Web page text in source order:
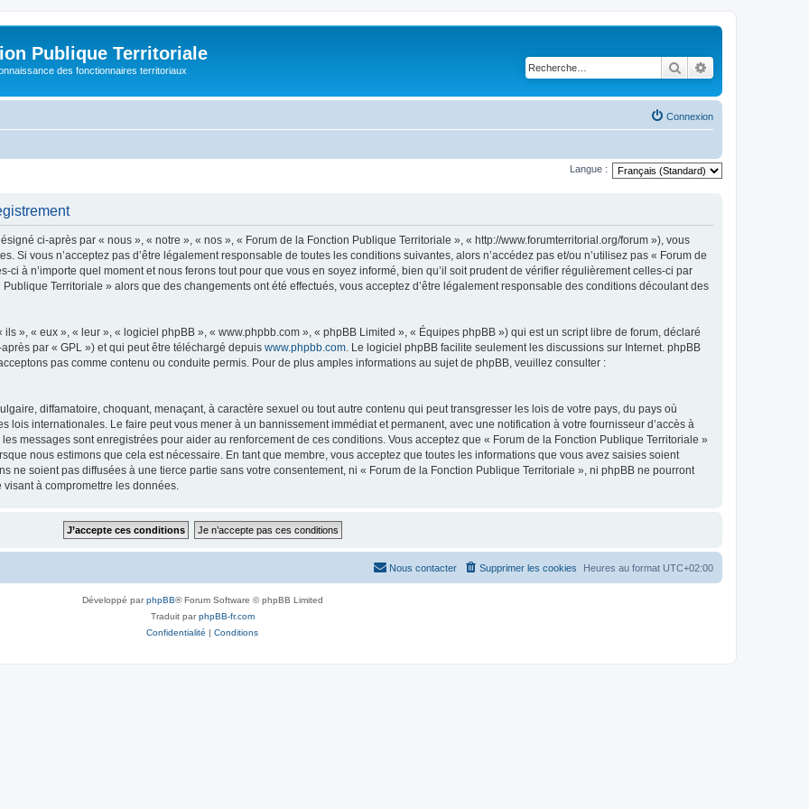
Publique Territoriale
des fonctionnaires territoriaux Rechercher
Connexion
Langue :
ci-après par « nous », « notre », « nos », « Forum de la Fonction Publique Territoriale », « http://www.forumterritorial.org/forum »), vous
Si vous n’acceptez pas d’être légalement responsable de toutes les conditions suivantes, alors n’accédez pas et/ou n’utilisez pas « Forum de
à n’importe quel moment et nous ferons tout pour que vous en soyez informé, bien qu’il soit prudent de vérifier régulièrement celles-ci par
Territoriale » alors que des changements ont été effectués, vous acceptez d’être légalement responsable des conditions découlant des
», « eux », « leur », « logiciel phpBB », « www.phpbb.com », « phpBB Limited », « Équipes phpBB ») qui est un script libre de forum, déclaré
par « GPL ») et qui peut être téléchargé depuis www.phpbb.com. Le logiciel phpBB facilite seulement les discussions sur Internet. phpBB
pas comme contenu ou conduite permis. Pour de plus amples informations au sujet de phpBB, veuillez consulter :
diffamatoire, choquant, menaçant, à caractère sexuel ou tout autre contenu qui peut transgresser les lois de votre pays, du pays où
lois internationales. Le faire peut vous mener à un bannissement immédiat et permanent, avec une notification à votre fournisseur d’accès à
messages sont enregistrées pour aider au renforcement de ces conditions. Vous acceptez que « Forum de la Fonction Publique Territoriale »
nous estimons que cela est nécessaire. En tant que membre, vous acceptez que toutes les informations que vous avez saisies soient
ne soient pas diffusées à une tierce partie sans votre consentement, ni « Forum de la Fonction Publique Territoriale », ni phpBB ne pourront
à compromettre les données.
Heures au format UTC+02:00
Supprimer les cookies
Nous contacter
Développé parphpBB® Forum Software © phpBB Limited
Traduit parphpBB-fr.com
Confidentialité | Conditions